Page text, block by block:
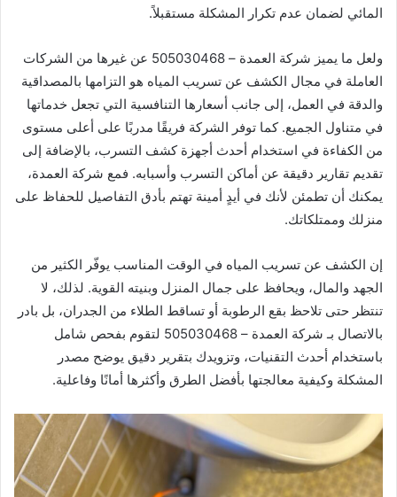
المائي لضمان عدم تكرار المشكلة مستقبلاً.
ولعل ما يميز شركة العمدة – 505030468 عن غيرها من الشركات
العاملة في مجال الكشف عن تسريب المياه هو التزامها بالمصداقية
والدقة في العمل، إلى جانب أسعارها التنافسية التي تجعل خدماتها
في متناول الجميع. كما توفر الشركة فريقًا مدربًا على أعلى مستوى
من الكفاءة في استخدام أحدث أجهزة كشف التسرب، بالإضافة إلى
تقديم تقارير دقيقة عن أماكن التسرب وأسبابه. فمع شركة العمدة،
يمكنك أن تطمئن لأنك في أيدٍ أمينة تهتم بأدق التفاصيل للحفاظ على
منزلك وممتلكاتك.
إن الكشف عن تسريب المياه في الوقت المناسب يوفّر الكثير من
الجهد والمال، ويحافظ على جمال المنزل وبنيته القوية. لذلك، لا
تنتظر حتى تلاحظ بقع الرطوبة أو تساقط الطلاء من الجدران، بل بادر
بالاتصال بـ شركة العمدة – 505030468 لتقوم بفحص شامل
باستخدام أحدث التقنيات، وتزويدك بتقرير دقيق يوضح مصدر
المشكلة وكيفية معالجتها بأفضل الطرق وأكثرها أمانًا وفاعلية.